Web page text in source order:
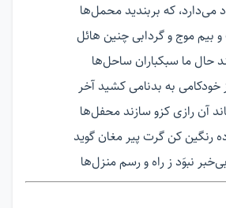
می‌دارد، که بربندید محمل‌ها
بیم موج و گردابی چنین هائل
حال ما سبکباران ساحل‌ها
خودکامی به بدنامی کشید آخر
آن رازی کزو سازند محفل‌ها
رنگین کن گرت پیر مغان گوید
نبوَد ز راه و رسم منزل‌ها